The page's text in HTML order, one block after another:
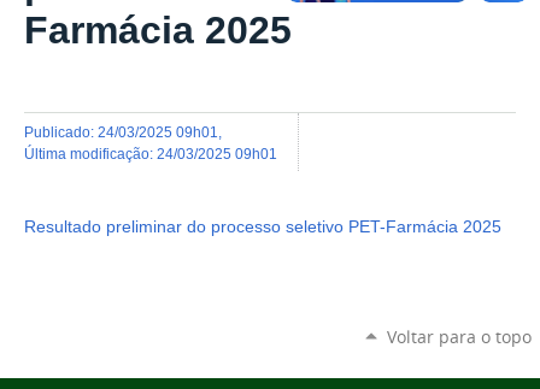
Farmácia 2025
publicado: 24/03/2025 09h01
última modificação: 24/03/2025 09h01
Resultado preliminar do processo seletivo PET-Farmácia 2025
Voltar para o topo